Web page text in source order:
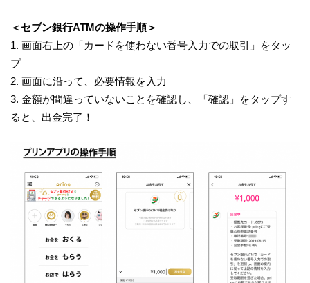
＜セブン銀行ATMの操作手順＞
1. 画面右上の「カードを使わない番号入力での取引」をタッ
プ
2. 画面に沿って、必要情報を入力
3. 金額が間違っていないことを確認し、「確認」をタップす
ると、出金完了！